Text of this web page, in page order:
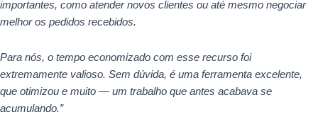
importantes, como atender novos clientes ou até mesmo negociar
melhor os pedidos recebidos.
Para nós, o tempo economizado com esse recurso foi
extremamente valioso. Sem dúvida, é uma ferramenta excelente,
que otimizou e muito — um trabalho que antes acabava se
acumulando.”